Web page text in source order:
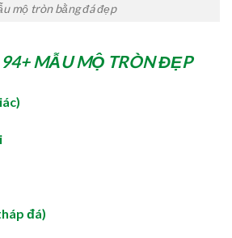
mộ tròn bằng đá đẹp
MẪU MỘ TRÒN ĐẸP
đá)